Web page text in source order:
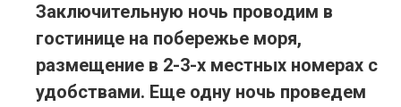
Заключительную ночь проводим в
гостинице на побережье моря,
размещение в 2-3-х местных номерах с
удобствами. Еще одну ночь проведем